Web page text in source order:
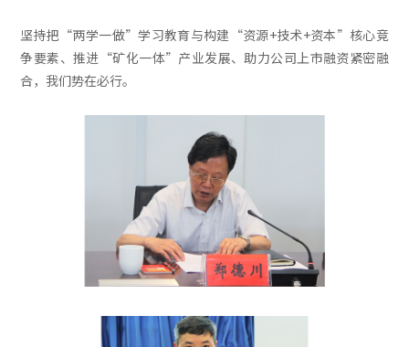
坚持把“两学一做”学习教育与构建“资源+技术+资本”核心竞
争要素、推进“矿化一体”产业发展、助力公司上市融资紧密融
合，我们势在必行。